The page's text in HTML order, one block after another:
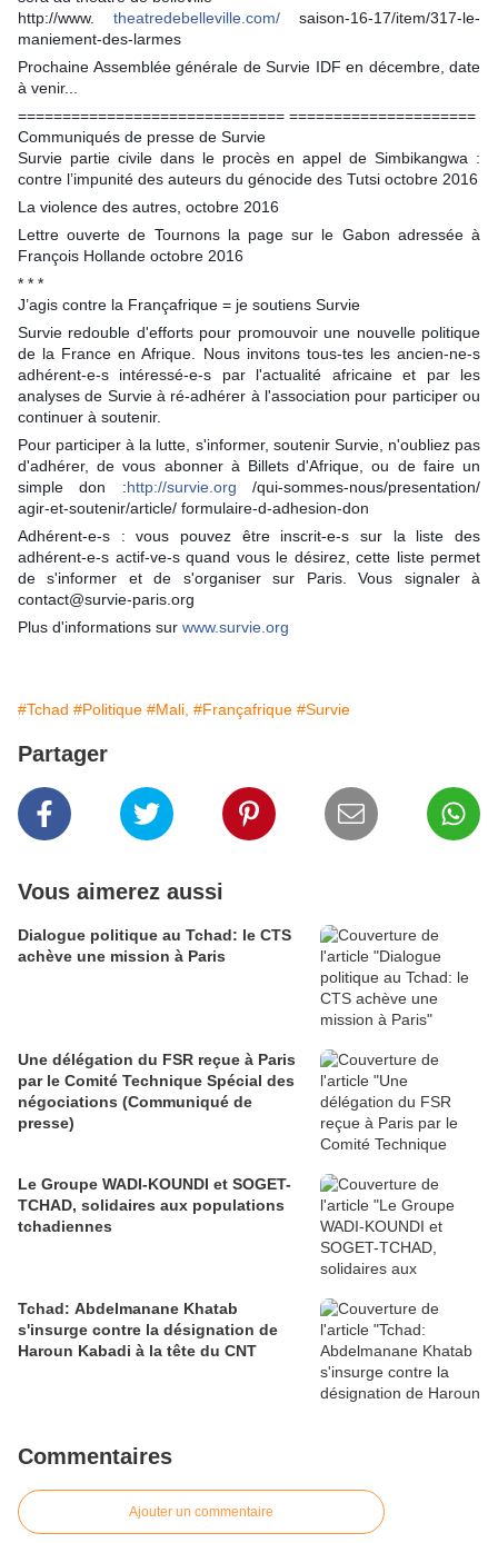
http://www.
theatredebelleville.com/
saison-16-17/item/317-le-
maniement-des-larmes
Prochaine Assemblée générale de Survie IDF en décembre, date
à venir...
============================== =====================
Communiqués de presse de Survie
Survie partie civile dans le procès en appel de Simbikangwa :
contre l’impunité des auteurs du génocide des Tutsi octobre 2016
La violence des autres, octobre 2016
Lettre ouverte de Tournons la page sur le Gabon adressée à
François Hollande octobre 2016
* * *
J’agis contre la Françafrique = je soutiens Survie
Survie redouble d'efforts pour promouvoir une nouvelle politique
de la France en Afrique. Nous invitons tous-tes les ancien-ne-s
adhérent-e-s intéressé-e-s par l'actualité africaine et par les
analyses de Survie à ré-adhérer à l'association pour participer ou
continuer à soutenir.
Pour participer à la lutte, s'informer, soutenir Survie, n'oubliez pas
d'adhérer, de vous abonner à Billets d'Afrique, ou de faire un
simple don :http://survie.org
/qui-sommes-nous/presentation/
agir-et-soutenir/article/ formulaire-d-adhesion-don
Adhérent-e-s : vous pouvez être inscrit-e-s sur la liste des
adhérent-e-s actif-ve-s quand vous le désirez, cette liste permet
de s'informer et de s'organiser sur Paris. Vous signaler à
contact@survie-paris.org
Plus d'informations sur www.survie.org
#Tchad #Politique #Mali, #Françafrique #Survie
Partager
Vous aimerez aussi
Dialogue politique au Tchad: le CTS
achève une mission à Paris
Une délégation du FSR reçue à Paris
par le Comité Technique Spécial des
négociations (Communiqué de
presse)
Le Groupe WADI-KOUNDI et SOGET-
TCHAD, solidaires aux populations
tchadiennes
Tchad: Abdelmanane Khatab
s'insurge contre la désignation de
Haroun Kabadi à la tête du CNT
Commentaires
Ajouter un commentaire